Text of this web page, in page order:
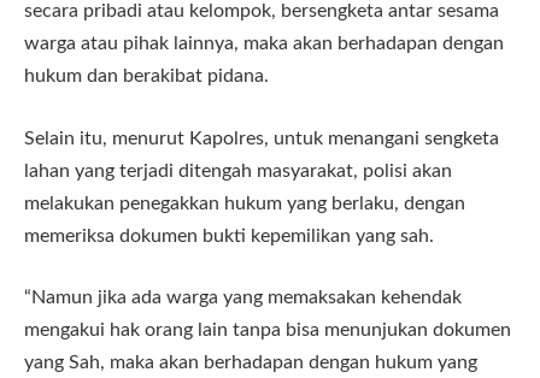
secara pribadi atau kelompok, bersengketa antar sesama
warga atau pihak lainnya, maka akan berhadapan dengan
hukum dan berakibat pidana.
Selain itu, menurut Kapolres, untuk menangani sengketa
lahan yang terjadi ditengah masyarakat, polisi akan
melakukan penegakkan hukum yang berlaku, dengan
memeriksa dokumen bukti kepemilikan yang sah.
“Namun jika ada warga yang memaksakan kehendak
mengakui hak orang lain tanpa bisa menunjukan dokumen
yang Sah, maka akan berhadapan dengan hukum yang